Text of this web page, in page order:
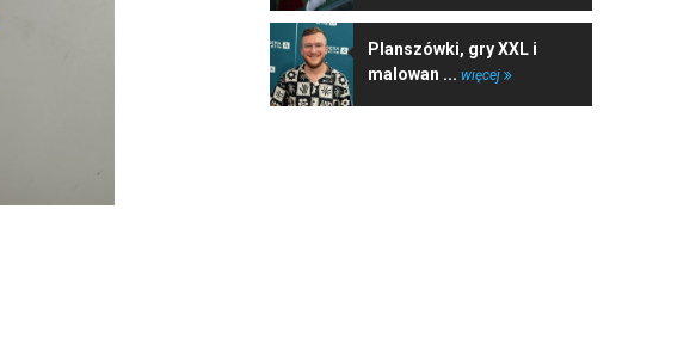
Planszówki, gry XXL i
malowan ... więcej